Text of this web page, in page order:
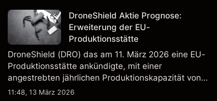
verlässlicher Indikator für zukünftige Ergebnisse.
DroneShield Aktie Prognose:
Erweiterung der EU-
Produktionsstätte
DroneShield (DRO) das am 11. März 2026 eine EU-
Produktionsstätte ankündigte, mit einer
angestrebten jährlichen Produktionskapazität von
etwa 2,4 Mrd. AUD bis Ende 2026. Die
11:48, 13 März 2026